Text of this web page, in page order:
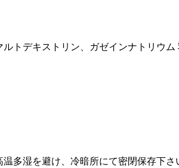
ルトデキストリン、ガゼインナトリウ
多湿を避け、冷暗所にて密閉保存下さ